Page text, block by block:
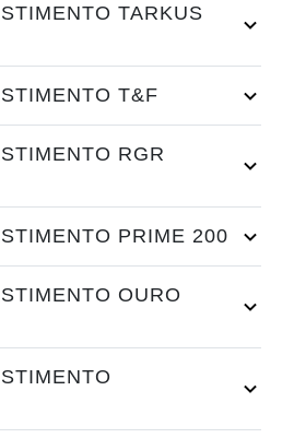
TARKUS
T&F
RGR
PRIME 200
OURO